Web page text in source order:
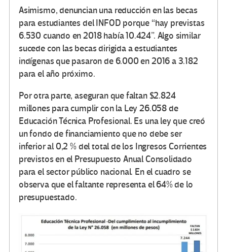
Asimismo, denuncian una reducción en las becas
para estudiantes del INFOD porque “hay previstas
6.530 cuando en 2018 había 10.424”. Algo similar
sucede con las becas dirigida a estudiantes
indígenas que pasaron de 6.000 en 2016 a 3.182
para el año próximo.
Por otra parte, aseguran que faltan $2.824
millones para cumplir con la Ley 26.058 de
Educación Técnica Profesional. Es una ley que creó
un fondo de financiamiento que no debe ser
inferior al 0,2 % del total de los Ingresos Corrientes
previstos en el Presupuesto Anual Consolidado
para el sector público nacional. En el cuadro se
observa que el faltante representa el 64% de lo
presupuestado.